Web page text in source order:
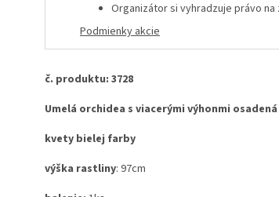
Organizátor si vyhradzuje právo
Podmienky akcie
č. produktu: 3728
Umelá orchidea s viacerými výhonmi
kvety bielej farby
výška rastliny: 97cm